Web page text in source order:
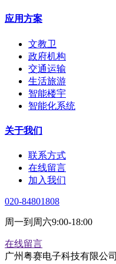
应用方案
文教卫
政府机构
交通运输
生活旅游
智能楼宇
智能化系统
关于我们
联系方式
在线留言
加入我们
020-84801808
周一到周六9:00-18:00
在线留言
广州粤赛电子科技有限公司